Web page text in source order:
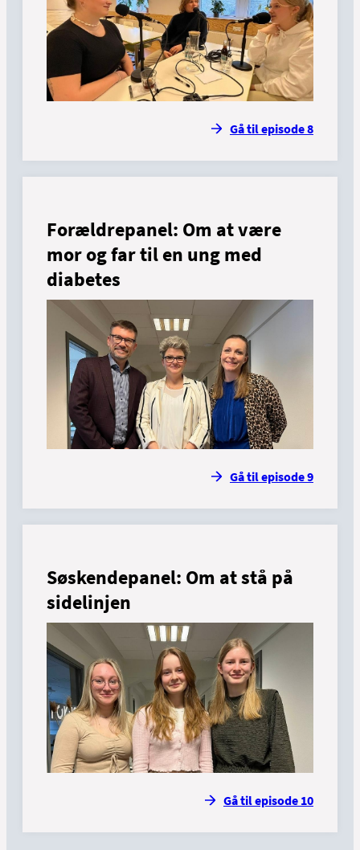
Gå til episode 8
Forældrepanel: Om at være
mor og far til en ung med
diabetes
Gå til episode 9
Søskendepanel: Om at stå på
sidelinjen
Gå til episode 10